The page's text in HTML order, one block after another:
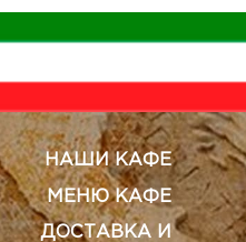
НАШИ КАФЕ
МЕНЮ КАФЕ
ДОСТАВКА И